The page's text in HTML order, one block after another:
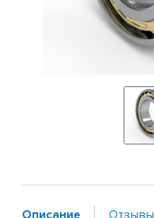
Описание Отзывы